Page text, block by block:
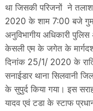
था जिसकी परिजनों ने
2020 के शाम 7:00 बजे
अनुविभागीय अधिकारी
केसली एम के जगेत के
दिनांक 25/1/ 2020 के
सनाईडार थाना सिलवानी
के सुपुर्द किया गया। इस
यादव एवं टडा के स्टाफ